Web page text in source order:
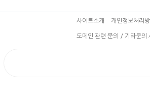
사이트소개 개인정보처리
도메인 관련 문의 / 기타문